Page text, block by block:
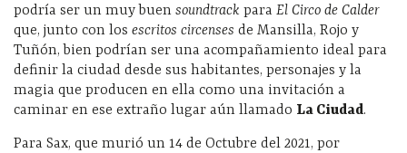
podría ser un muy buen soundtrack para El Circo de Calder
que, junto con los escritos circenses de Mansilla, Rojo y
Tuñón, bien podrían ser una acompañamiento ideal para
definir la ciudad desde sus habitantes, personajes y la
magia que producen en ella como una invitación a
caminar en ese extraño lugar aún llamado La Ciudad.
Para Sax, que murió un 14 de Octubre del 2021, por